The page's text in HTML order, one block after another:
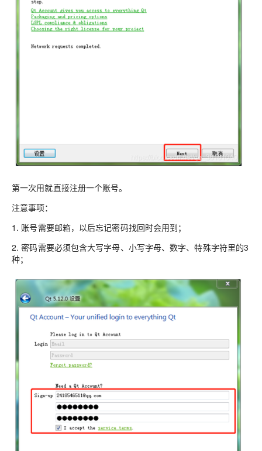
第一次用就直接注册一个账号。
注意事项：
1. 账号需要邮箱，以后忘记密码找回时会用到；
2. 密码需要必须包含大写字母、小写字母、数字、特殊字符里的3
种；